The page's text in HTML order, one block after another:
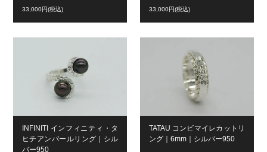
33,000円(税込) 33,000円(税込)
INFINITI インフィニティ・タ
ヒチアンパールリング｜シル
バー950
TATAU コンビマイレカットリ
ング｜6mm｜シルバー950